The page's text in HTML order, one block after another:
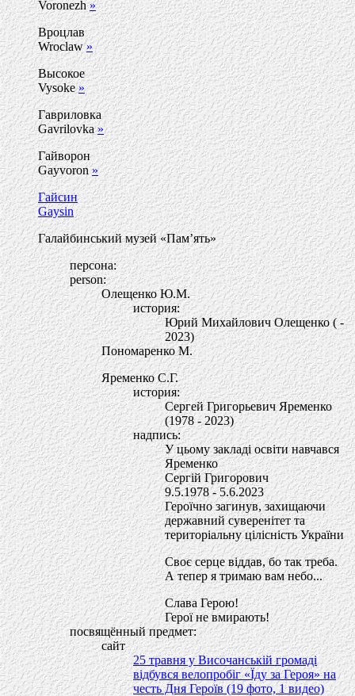
Voronezh»
Вроцлав
Wroclaw»
Высокое
Vysoke»
Гавриловка
Gavrilovka»
Гайворон
Gayvoron»
Гайсин
Gaysin
Галайбинський музей «Пам’ять»
персона:
person:
Олещенко Ю.М.
история:
Юрий Михайлович Олещенко ( -
2023)
Пономаренко М.
Яременко С.Г.
история:
Сергей Григорьевич Яременко
(1978 - 2023)
надпись:
У цьому закладi освiти навчався
Яременко
Сергiй Григорович
9.5.1978 - 5.6.2023
Героїчно загинув, захищаючи
державний суверенiтет та
територіальну цiлiснiсть України
Своє серце вiддав, бо так треба.
А тепер я тримаю вам небо...
Слава Герою!
Герої не вмирають!
посвящённый предмет:
сайт
25 травня у Височанській громаді
відбувся велопробіг «Їду за Героя» на
честь Дня Героїв (19 фото, 1 видео)